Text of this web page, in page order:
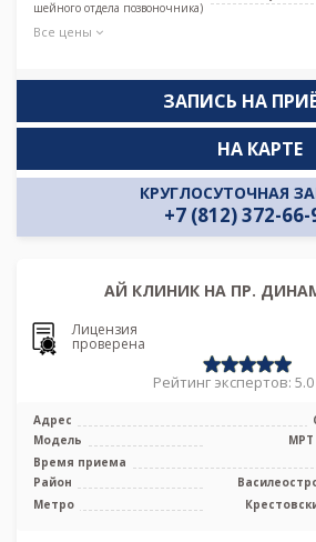
шейного отдела позвоночника)
Все цены
ЗАПИСЬ НА
КРУГЛОСУТОЧНАЯ
+7 (812) 372-66-
НА КАРТЕ
АЙ КЛИНИК НА ПР.
Лицензия
проверена
Рейтинг экспертов: 5.0
Адрес
Модель
МРТ
Время приема
Район
Метро